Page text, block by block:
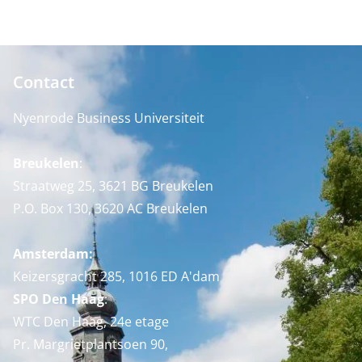
Contact
Nyenrode Business Universiteit
Breukelen:
Straatweg 25, 3621 BG Breukelen
P.O. Box 130, 3620 AC Breukelen
Amsterdam:
Keizersgracht 285, 1016 ED A'dam
SPO Den Haag:
WTC Den Haag, 24e etage
Pr. Margrietplantsoen 90,